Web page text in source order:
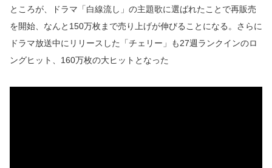
ところが、ドラマ「白線流し」の主題歌に選ばれたことで再販売
を開始、なんと150万枚まで売り上げが伸びることになる。さらに
ドラマ放送中にリリースした「チェリー」も27週ランクインのロ
ングヒット、160万枚の大ヒットとなった